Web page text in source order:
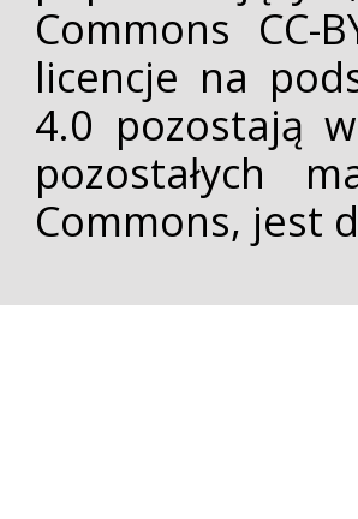
Commons CC-
licencje na
4.0 pozostają
pozostałych
Commons, jest